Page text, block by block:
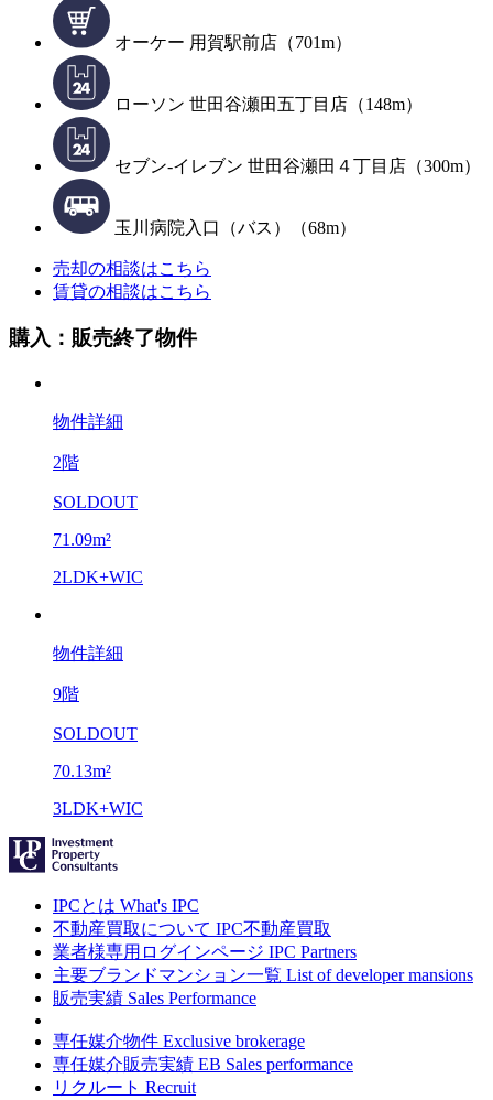
オーケー 用賀駅前店（701m）
ローソン 世田谷瀬田五丁目店（148m）
セブン-イレブン 世田谷瀬田４丁目店（300m）
玉川病院入口（バス）（68m）
売却の相談はこちら
賃貸の相談はこちら
購入：販売終了物件
物件詳細
2階
SOLDOUT
71.09m²
2LDK+WIC
物件詳細
9階
SOLDOUT
70.13m²
3LDK+WIC
IPCとは What's IPC
不動産買取について IPC不動産買取
業者様専用ログインページ IPC Partners
主要ブランドマンション一覧 List of developer mansions
販売実績 Sales Performance
専任媒介物件 Exclusive brokerage
専任媒介販売実績 EB Sales performance
リクルート Recruit